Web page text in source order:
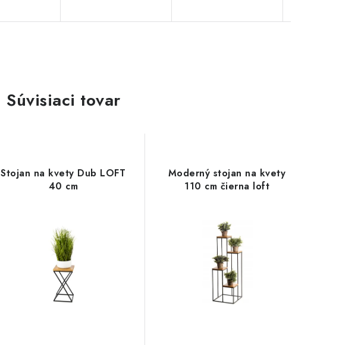
Súvisiaci tovar
Stojan na kvety Dub LOFT
40 cm
Moderný stojan na kvety
110 cm čierna loft